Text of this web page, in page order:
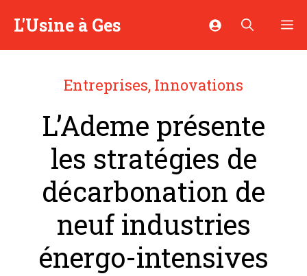
L'Usine à Ges
Entreprises, Innovations
L’Ademe présente
les stratégies de
décarbonation de
neuf industries
énergo-intensives